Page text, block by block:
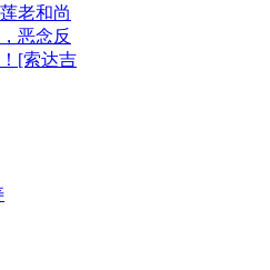
老和尚
恶念反
[索达吉